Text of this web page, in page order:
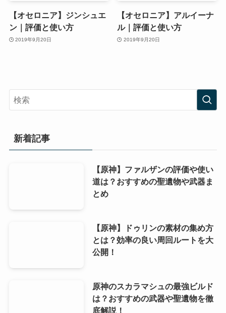
【オセロニア】ジンシュエ
ン｜評価と使い方
2019年9月20日
【オセロニア】アルイーナ
ル｜評価と使い方
2019年9月20日
新着記事
【原神】ファルザンの評価や使い
道は？おすすめの聖遺物や武器ま
とめ
【原神】ドゥリンの素材の集め方
とは？効率の良い周回ルートを大
公開！
原神のスカラマシュの最強ビルド
は？おすすめの武器や聖遺物を徹
底解説！